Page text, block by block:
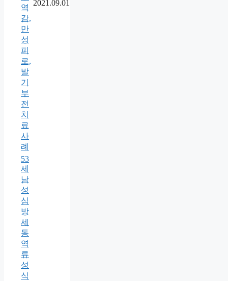
역
감,
만
성
피
로,
발
기
부
전
치
료
사
례
2021.09.01
53
세
남
성
심
방
세
동
역
류
성
식